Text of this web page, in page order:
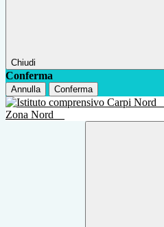
Chiudi
Conferma
Annulla Conferma
Zona Nord